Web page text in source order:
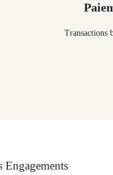
Transactions
Engagements